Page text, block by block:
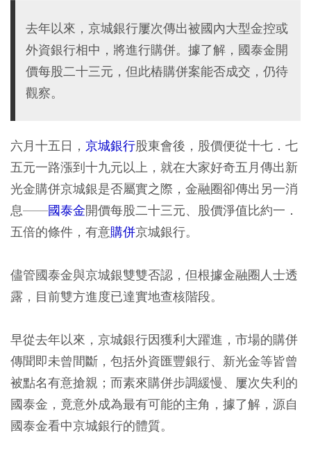
去年以來，京城銀行屢次傳出被國內大型金控或
外資銀行相中，將進行購併。據了解，國泰金開
價每股二十三元，但此樁購併案能否成交，仍待
觀察。
六月十五日， 京城銀行股東會後，股價便從十七．七
五元一路漲到十九元以上，就在大家好奇五月傳出新
光金購併京城銀是否屬實之際，金融圈卻傳出另一消
息——國泰金開價每股二十三元、股價淨值比約一．
五倍的條件，有意購併京城銀行。
儘管國泰金與京城銀雙雙否認，但根據金融圈人士透
露，目前雙方進度已達實地查核階段。
早從去年以來，京城銀行因獲利大躍進，市場的購併
傳聞即未曾間斷，包括外資匯豐銀行、新光金等皆曾
被點名有意搶親；而素來購併步調緩慢、屢次失利的
國泰金，竟意外成為最有可能的主角，據了解，源自
國泰金看中京城銀行的體質。